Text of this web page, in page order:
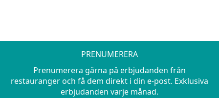
PRENUMERERA
Prenumerera gärna på erbjudanden från
restauranger och få dem direkt i din e-post. Exklusiva
erbjudanden varje månad.